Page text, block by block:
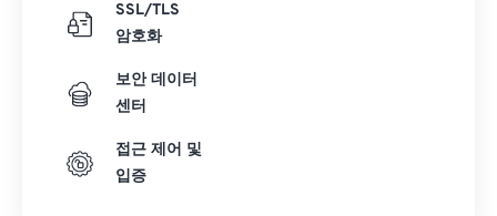
SSL/TLS
암호화
보안 데이터
센터
접근 제어 및
입증